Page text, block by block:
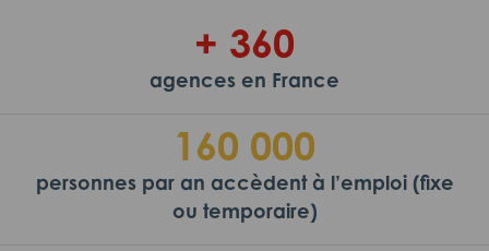
+ 360
agences en France
160 000
personnes par an accèdent à l’emploi (fixe
ou temporaire)